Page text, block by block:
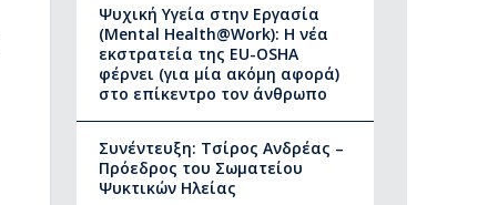
Ψυχική Υγεία στην Εργασία
(Mental Health@Work): Η νέα
εκστρατεία της EU-OSHA
φέρνει (για μία ακόμη αφορά)
στο επίκεντρο τον άνθρωπο
Συνέντευξη: Τσίρος Ανδρέας –
Πρόεδρος του Σωματείου
Ψυκτικών Ηλείας